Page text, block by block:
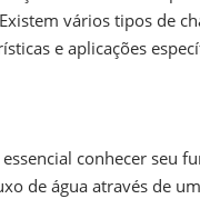
vários tipos de
e aplicações
conhecer seu
de água através de